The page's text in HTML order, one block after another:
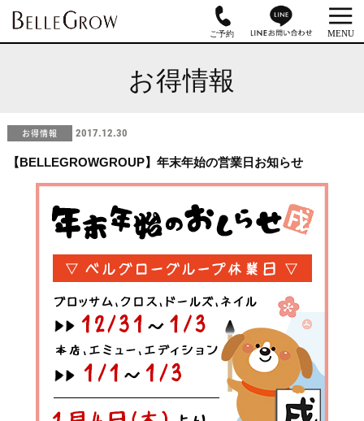
お得情報
お得情報 2017.12.30
【BELLEGROWGROUP】年末年始の営業日お知らせ